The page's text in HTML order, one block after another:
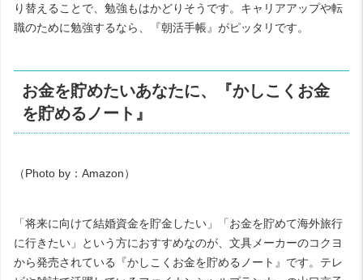
り替えることで、勉強もはかどりそうです。キャリアアップや転
職のために勉強するなら、『朝活手帳』がピッタリです。
お金を貯めたいあなたに、『かしこくお金
を貯めるノート』
（Photo by ： Amazon）
「将来に向けて結婚資金を貯金したい」「お金を貯めて海外旅行
に行きたい」という方におすすめなのが、文具メーカーのコクヨ
から発売されている『かしこくお金を貯めるノート 』です。テレ